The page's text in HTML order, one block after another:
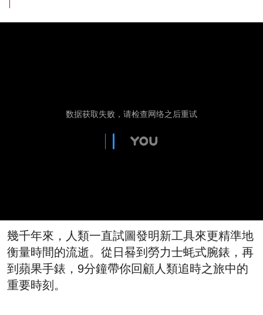
幾千年來，人類一直試圖發明新工具來更精準地
衡量時間的流逝。從日晷到勞力士蚝式腕錶，再
到蘋果手錶，9分鐘帶你回顧人類追時之旅中的
重要時刻。